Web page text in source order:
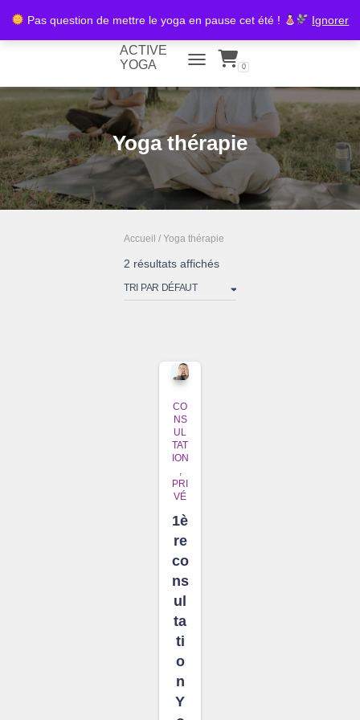
Pas question de mettre le yoga en pause cet été ! Ignorer
ACTIVE
YOGA
TOGGLE NAVIGATION
0
Yoga thérapie
Accueil / Yoga thérapie
2 résultats affichés
CO
NS
UL
TAT
ION
PRI
VÉ
1è
re
co
ns
ul
ta
ti
o
n
Y